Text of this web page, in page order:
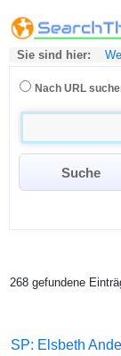
Sie sind hier:
Nach URL
268 gefundene
SP: Elsbeth